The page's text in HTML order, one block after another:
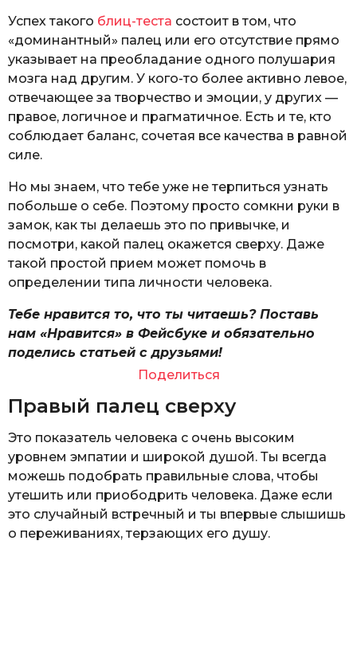
Успех такого блиц-теста состоит в том, что
«доминантный» палец или его отсутствие прямо
указывает на преобладание одного полушария
мозга над другим. У кого-то более активно левое,
отвечающее за творчество и эмоции, у других —
правое, логичное и прагматичное. Есть и те, кто
соблюдает баланс, сочетая все качества в равной
силе.
Но мы знаем, что тебе уже не терпиться узнать
побольше о себе. Поэтому просто сомкни руки в
замок, как ты делаешь это по привычке, и
посмотри, какой палец окажется сверху. Даже
такой простой прием может помочь в
определении типа личности человека.
Тебе нравится то, что ты читаешь? Поставь
нам «Нравится» в Фейсбуке и обязательно
поделись статьей с друзьями!
Поделиться
Правый палец сверху
Это показатель человека с очень высоким
уровнем эмпатии и широкой душой. Ты всегда
можешь подобрать правильные слова, чтобы
утешить или приободрить человека. Даже если
это случайный встречный и ты впервые слышишь
о переживаниях, терзающих его душу.